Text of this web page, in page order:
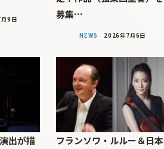
9日
募集…
NEWS 2026年7月6日
出が描
フランソワ・ルルー＆日本